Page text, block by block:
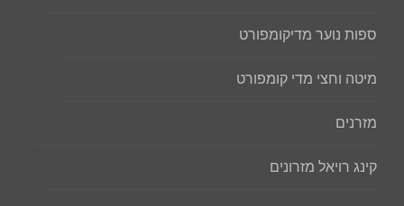
ספות נוער מדיקומפורט
מיטה וחצי מדי קומפורט
מזרנים
קינג רויאל מזרונים